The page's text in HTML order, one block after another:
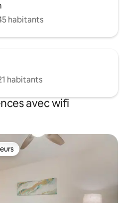
habitants
habitants
avec wifi
les plus appréciés